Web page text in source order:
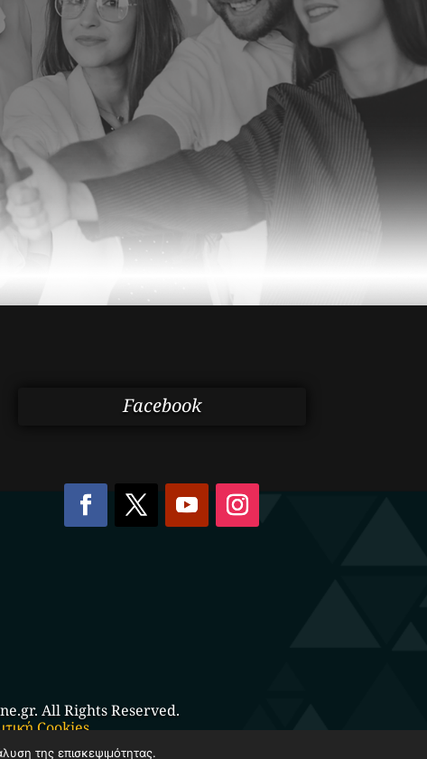
Facebook
All Rights Reserved.
Cookies
της επισκεψιμότητας.